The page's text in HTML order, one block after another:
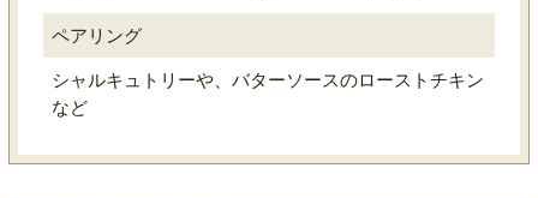
ペアリング
シャルキュトリーや、バターソースのローストチキン
など